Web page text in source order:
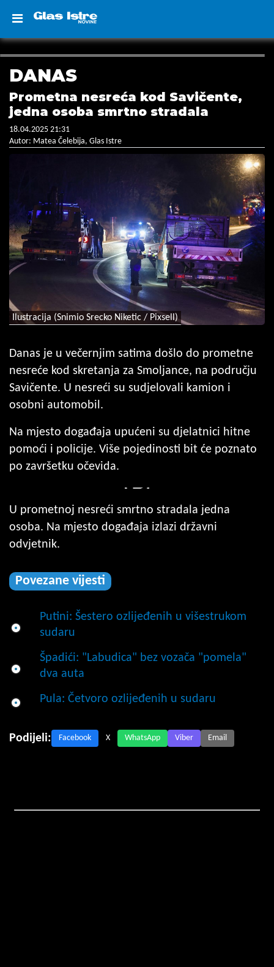
DANAS
Prometna nesreća kod Savičente,
jedna osoba smrtno stradala
18.04.2025 21:31
Autor: Matea Čelebija, Glas Istre
Ilustracija (Snimio Srecko Niketic / Pixsell)
Danas je u večernjim satima došlo do prometne
nesreće kod skretanja za Smoljance, na području
Savičente. U nesreći su sudjelovali kamion i
osobni automobil.
Na mjesto događaja upućeni su djelatnici hitne
pomoći i policije. Više pojedinosti bit će poznato
po završetku očevida.
U prometnoj nesreći smrtno stradala jedna
osoba. Na mjesto događaja izlazi državni
odvjetnik.
Povezane vijesti
Putini: Šestero ozlijeđenih u višestrukom
sudaru
Špadići: "Labudica" bez vozača "pomela"
dva auta
Pula: Četvoro ozlijeđenih u sudaru
Podijeli: Facebook X WhatsApp Viber Email